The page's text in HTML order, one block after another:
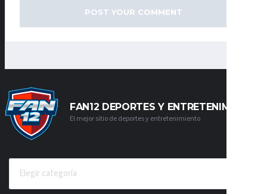
FAN12 DEPORTES Y ENTRETENIMIENTO
El mejor sitio de deportes y entretenimiento